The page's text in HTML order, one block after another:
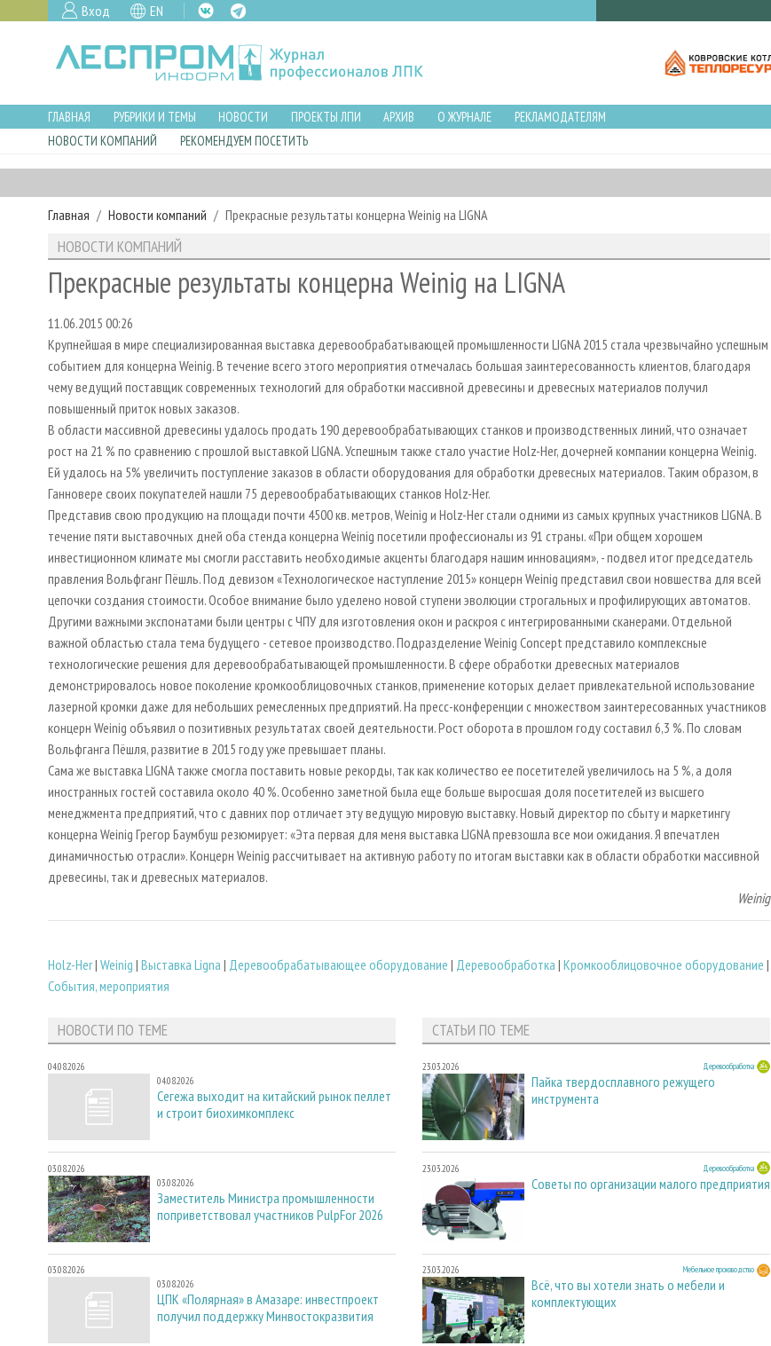
Вход EN
ГЛАВНАЯ РУБРИКИ И ТЕМЫ НОВОСТИ ПРОЕКТЫ ЛПИ АРХИВ О ЖУРНАЛЕ
РЕКЛАМОДАТЕЛЯМ
НОВОСТИ КОМПАНИЙ
РЕКОМЕНДУЕМ ПОСЕТИТЬ
Главная Новости компаний Прекрасные результаты концерна Weinig на LIGNA
НОВОСТИ КОМПАНИЙ
Прекрасные результаты концерна Weinig на LIGNA
11.06.2015 00:26
Крупнейшая в мире специализированная выставка деревообрабатывающей промышленности LIGNA 2015 стала чрезвычайно успешным
событием для концерна Weinig. В течение всего этого мероприятия отмечалась большая заинтересованность клиентов, благодаря
чему ведущий поставщик современных технологий для обработки массивной древесины и древесных материалов получил
повышенный приток новых заказов.
В области массивной древесины удалось продать 190 деревообрабатывающих станков и производственных линий, что означает
рост на 21 % по сравнению с прошлой выставкой LIGNA. Успешным также стало участие Holz-Her, дочерней компании концерна Weinig.
Ей удалось на 5% увеличить поступление заказов в области оборудования для обработки древесных материалов. Таким образом, в
Ганновере своих покупателей нашли 75 деревообрабатывающих станков Holz-Her.
Представив свою продукцию на площади почти 4500 кв. метров, Weinig и Holz-Her стали одними из самых крупных участников LIGNA. В
течение пяти выставочных дней оба стенда концерна Weinig посетили профессионалы из 91 страны. «При общем хорошем
инвестиционном климате мы смогли расставить необходимые акценты благодаря нашим инновациям», - подвел итог председатель
правления Вольфганг Пёшль. Под девизом «Технологическое наступление 2015» концерн Weinig представил свои новшества для всей
цепочки создания стоимости. Особое внимание было уделено новой ступени эволюции строгальных и профилирующих автоматов.
Другими важными экспонатами были центры с ЧПУ для изготовления окон и раскроя с интегрированными сканерами. Отдельной
важной областью стала тема будущего - сетевое производство. Подразделение Weinig Concept представило комплексные
технологические решения для деревообрабатывающей промышленности. В сфере обработки древесных материалов
демонстрировалось новое поколение кромкооблицовочных станков, применение которых делает привлекательной использование
лазерной кромки даже для небольших ремесленных предприятий. На пресс-конференции с множеством заинтересованных участников
концерн Weinig объявил о позитивных результатах своей деятельности. Рост оборота в прошлом году составил 6,3 %. По словам
Вольфганга Пёшля, развитие в 2015 году уже превышает планы.
Сама же выставка LIGNA также смогла поставить новые рекорды, так как количество ее посетителей увеличилось на 5 %, а доля
иностранных гостей составила около 40 %. Особенно заметной была еще больше выросшая доля посетителей из высшего
менеджмента предприятий, что с давних пор отличает эту ведущую мировую выставку. Новый директор по сбыту и маркетингу
концерна Weinig Грегор Баумбуш резюмирует: «Эта первая для меня выставка LIGNA превзошла все мои ожидания. Я впечатлен
динамичностью отрасли». Концерн Weinig рассчитывает на активную работу по итогам выставки как в области обработки массивной
древесины, так и древесных материалов.
Weinig
Holz-Her| Weinig | Выставка Ligna | Деревообрабатывающее оборудование | Деревообработка | Кромкооблицовочное оборудование |
События, мероприятия
НОВОСТИ ПО ТЕМЕ
04.08.2026
04.08.2026
Сегежа выходит на китайский рынок пеллет
и строит биохимкомплекс
03.08.2026
03.08.2026
Заместитель Министра промышленности
поприветствовал участников PulpFor 2026
03.08.2026
03.08.2026
ЦПК «Полярная» в Амазаре: инвестпроект
получил поддержку Минвостокразвития
СТАТЬИ ПО ТЕМЕ
23.03.2026 Деревообработка
Пайка твердосплавного режущего
инструмента
23.03.2026 Деревообработка
Советы по организации малого предприятия
23.03.2026 Мебельное производство
Всё, что вы хотели знать о мебели и
комплектующих